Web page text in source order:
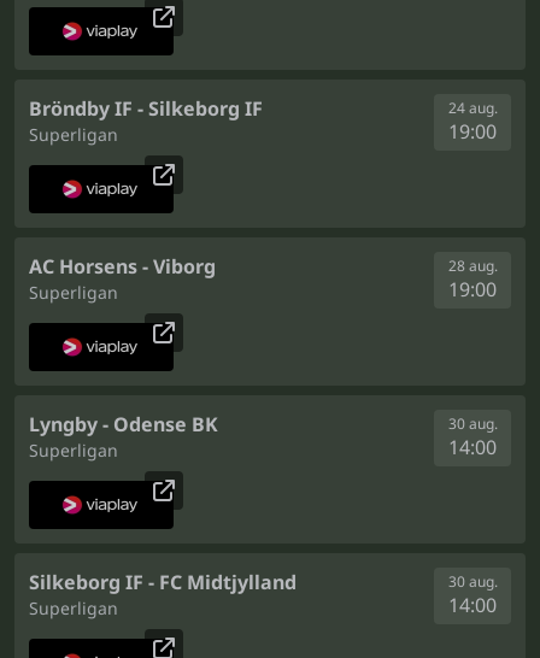
Bröndby IF - Silkeborg IF
Superligan
24 aug.
19:00
AC Horsens - Viborg
Superligan
28 aug.
19:00
Lyngby - Odense BK
Superligan
30 aug.
14:00
Silkeborg IF - FC Midtjylland
Superligan
30 aug.
14:00